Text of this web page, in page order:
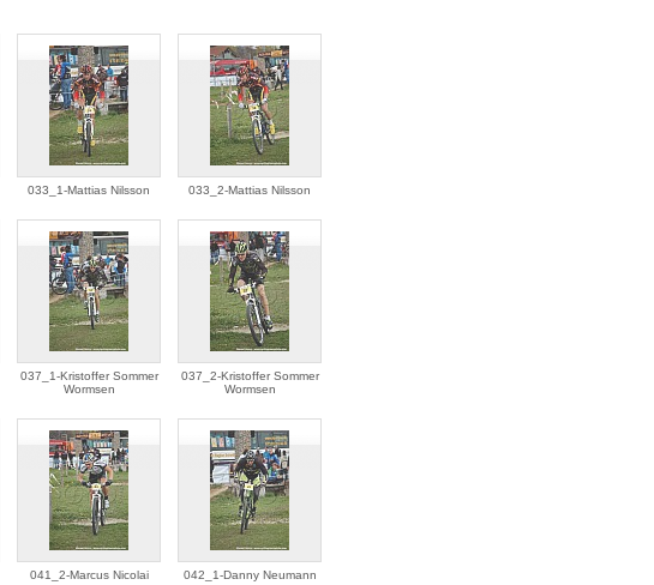
033_1-Mattias Nilsson 033_2-Mattias Nilsson
037_1-Kristoffer Sommer
Wormsen
037_2-Kristoffer Sommer
Wormsen
041_2-Marcus Nicolai 042_1-Danny Neumann